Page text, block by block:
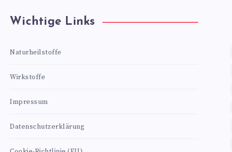
Wichtige Links
Naturheilstoffe
Wirkstoffe
Impressum
Datenschutzerklärung